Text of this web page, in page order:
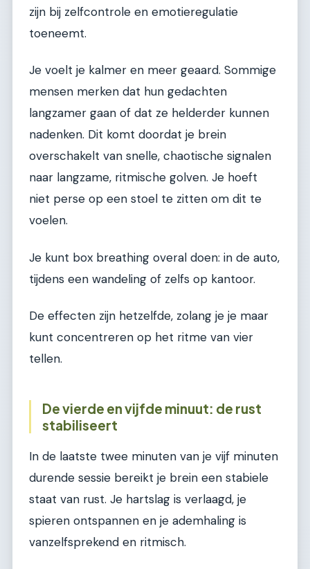
zijn bij zelfcontrole en emotieregulatie
toeneemt.
Je voelt je kalmer en meer geaard. Sommige
mensen merken dat hun gedachten
langzamer gaan of dat ze helderder kunnen
nadenken. Dit komt doordat je brein
overschakelt van snelle, chaotische signalen
naar langzame, ritmische golven. Je hoeft
niet perse op een stoel te zitten om dit te
voelen.
Je kunt box breathing overal doen: in de auto,
tijdens een wandeling of zelfs op kantoor.
De effecten zijn hetzelfde, zolang je je maar
kunt concentreren op het ritme van vier
tellen.
De vierde en vijfde minuut: de rust
stabiliseert
In de laatste twee minuten van je vijf minuten
durende sessie bereikt je brein een stabiele
staat van rust. Je hartslag is verlaagd, je
spieren ontspannen en je ademhaling is
vanzelfsprekend en ritmisch.